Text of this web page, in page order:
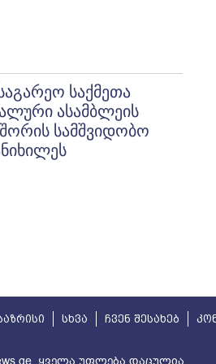
საქმეთა
ასამბლეის
სამშვიდობო
სხვა ჩვენ შესახებ